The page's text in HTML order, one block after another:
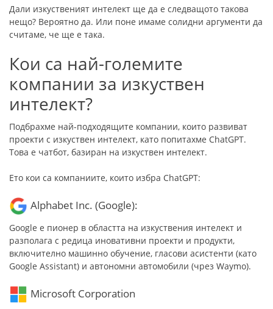
Дали изкуственият интелект ще да е следващото такова
нещо? Вероятно да. Или поне имаме солидни аргументи да
считаме, че ще е така.
Кои са най-големите
компании за изкуствен
интелект?
Подбрахме най-подходящите компании, които развиват
проекти с изкуствен интелект, като попитахме ChatGPT.
Това е чатбот, базиран на изкуствен интелект.
Ето кои са компаниите, които избра ChatGPT:
Alphabet Inc. (Google):
Google е пионер в областта на изкуствения интелект и
разполага с редица иновативни проекти и продукти,
включително машинно обучение, гласови асистенти (като
Google Assistant) и автономни автомобили (чрез Waymo).
Microsoft Corporation